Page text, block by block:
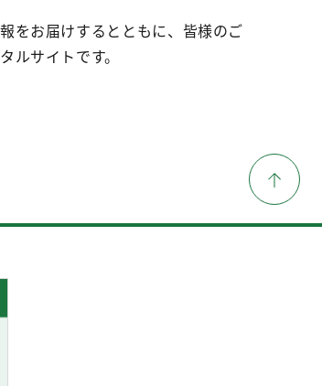
をお届けするとともに、皆様のご
ルサイトです。